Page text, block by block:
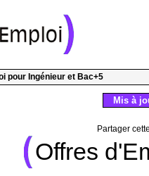
pour Ingénieur et Bac+5
Mis à
Partager
Offres